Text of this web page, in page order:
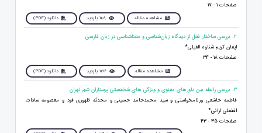
صفحات 1 - 17
مشاهده مقاله 1109 بازدید دانلود (PDF)
2. بررسی ساختار فعل از دیدگاه زبان‌شناسی و معناشناسی در زبان فارسی
ایفان کریم شناوه الفیلی*
صفحات 18 - 34
مشاهده مقاله 1216 بازدید دانلود (PDF)
3. بررسی رابطه بین باورهای معنوی و ویژگی های شخصیتی پرستاران شهر تهران
فاطمه خاشعی ورنامخواستی و سید محمدحامد حسینی و محدثه ظهوری فرد و معصومه سادات
افضلی ارانی*
صفحات 35 - 43